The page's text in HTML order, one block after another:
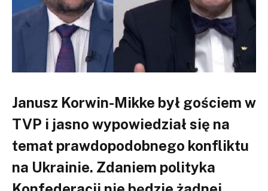
Janusz Korwin-Mikke był gościem w
TVP i jasno wypowiedział się na
temat prawdopodobnego konfliktu
na Ukrainie. Zdaniem polityka